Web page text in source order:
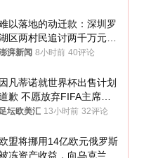
以落地的动迁款：深圳罗
区两村民追讨两千万元动
款八年未果
湃新闻 8小时前 40评论
因凡蒂诺就世界杯出售计划
歉 不愿放弃FIFA主席职
位
足坛欧美汇 13小时前 32评论
盟将挪用14亿欧元俄罗斯
冻资产收益，向乌克兰提